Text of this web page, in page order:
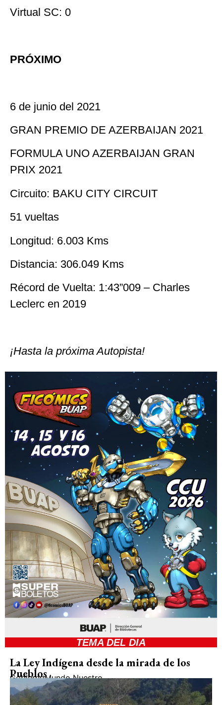
Virtual SC: 0
PRÓXIMO
6 de junio del 2021
GRAN PREMIO DE AZERBAIJAN 2021
FORMULA UNO AZERBAIJAN GRAN
PRIX 2021
Circuito: BAKU CITY CIRCUIT
51 vueltas
Longitud: 6.003 Kms
Distancia: 306.049 Kms
Récord de Vuelta: 1:43”009 – Charles
Leclerc en 2019
¡Hasta la próxima Autopista!
TEMA DEL DIA
La Ley Indígena desde la mirada de los
Pueblos
GobiernoMundo Nuestro